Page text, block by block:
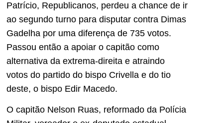
Patrício, Republicanos, perdeu a chance de ir
ao segundo turno para disputar contra Dimas
Gadelha por uma diferença de 735 votos.
Passou então a apoiar o capitão como
alternativa da extrema-direita e atraindo
votos do partido do bispo Crivella e do tio
deste, o bispo Edir Macedo.
O capitão Nelson Ruas, reformado da Polícia